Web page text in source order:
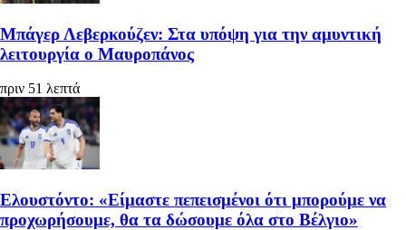
Μπάγερ Λεβερκούζεν: Στα υπόψη για την αμυντική
λειτουργία ο Μαυροπάνος
πριν 51 λεπτά
Ελουστόντο: «Είμαστε πεπεισμένοι ότι μπορούμε να
προχωρήσουμε, θα τα δώσουμε όλα στο Βέλγιο»